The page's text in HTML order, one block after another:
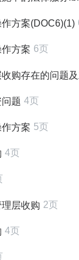
方案(DOC6)(1)
方案 6页
购存在的问题
题 4页
方案 5页
4页
理层收购 2页
4页